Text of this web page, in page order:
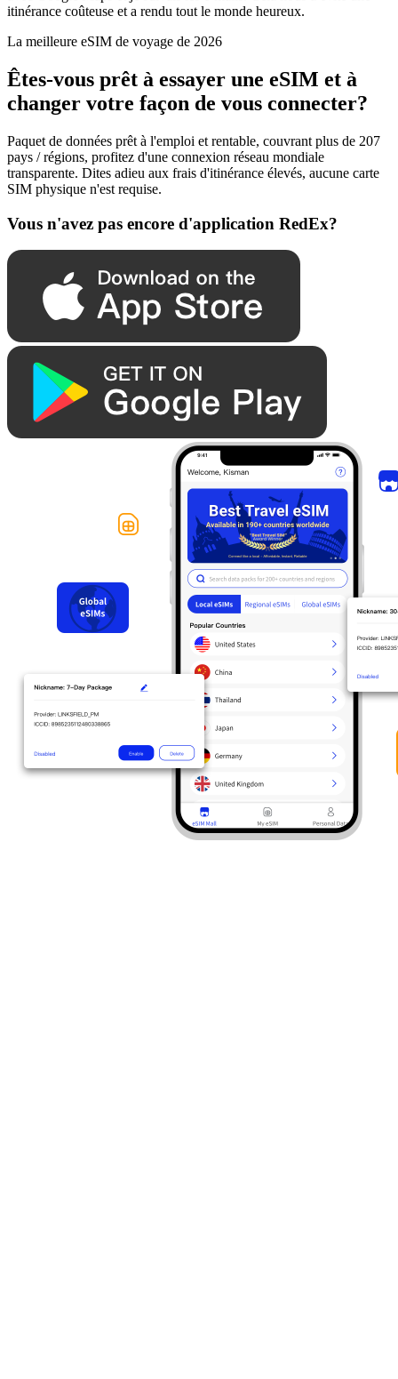
itinérance coûteuse et a rendu tout le monde heureux.
La meilleure eSIM de voyage de 2026
Êtes-vous prêt à essayer une eSIM et à
changer votre façon de vous connecter?
Paquet de données prêt à l'emploi et rentable, couvrant plus de 207
pays / régions, profitez d'une connexion réseau mondiale
transparente. Dites adieu aux frais d'itinérance élevés, aucune carte
SIM physique n'est requise.
Vous n'avez pas encore d'application RedEx?